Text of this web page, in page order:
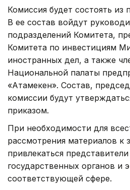
Комиссия будет состоять из
В ее состав войдут
подразделений Комитета,
Комитета по инвестициям
иностранных дел, а также
Национальной палаты
«Атамекен». Состав,
комиссии будут
приказом.
При необходимости для
рассмотрения материалов к
привлекаться
государственных органов и
соответствующей сфере.